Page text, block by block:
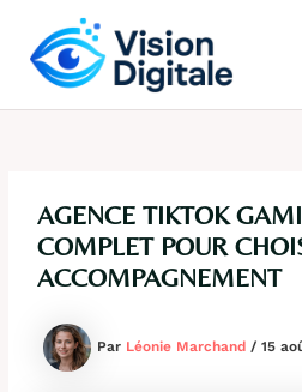
contenu
AGENCE TIKTOK
COMPLET POUR
ACCOMPAGNEMENT
Par Léonie Marchand/15